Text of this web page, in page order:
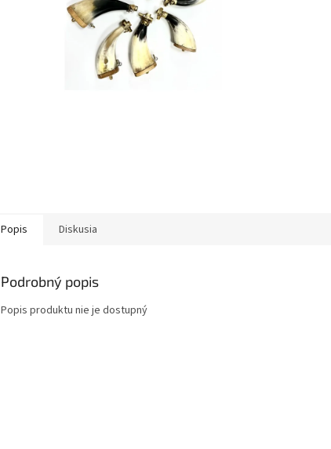
Popis Diskusia
Podrobný popis
Popis produktu nie je dostupný